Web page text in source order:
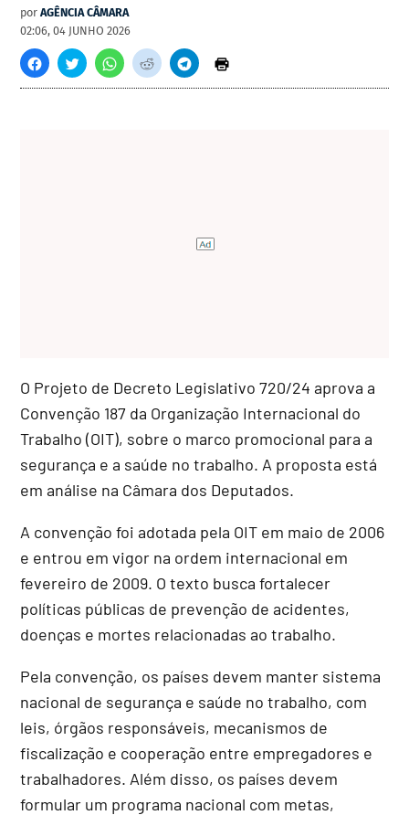
por AGÊNCIA CÂMARA
02:06, 04 JUNHO 2026
O Projeto de Decreto Legislativo 720/24 aprova a
Convenção 187 da Organização Internacional do
Trabalho (OIT), sobre o marco promocional para a
segurança e a saúde no trabalho. A proposta está
em análise na Câmara dos Deputados.
A convenção foi adotada pela OIT em maio de 2006
e entrou em vigor na ordem internacional em
fevereiro de 2009. O texto busca fortalecer
políticas públicas de prevenção de acidentes,
doenças e mortes relacionadas ao trabalho.
Pela convenção, os países devem manter sistema
nacional de segurança e saúde no trabalho, com
leis, órgãos responsáveis, mecanismos de
fiscalização e cooperação entre empregadores e
trabalhadores. Além disso, os países devem
formular um programa nacional com metas,